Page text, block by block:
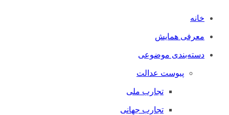
خانه
معرفی همایش
دسته‌بندی موضوعی
پیوست عدالت
تجارب ملی
تجارب جهانی